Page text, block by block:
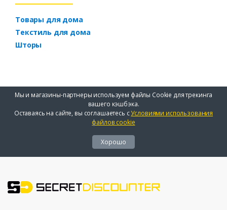
Товары для дома
Текстиль для дома
Шторы
Мы и магазины-партнеры используем файлы Cookie для трекинга
вашего кэшбэка.
Оставаясь на сайте, вы соглашаетесь сУсловиями использования
файлов cookie
Хорошо